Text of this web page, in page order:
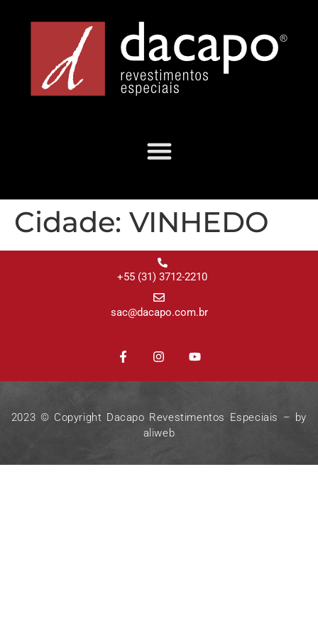
Cidade: VINHEDO
+55 (31) 3712-2210
sac@dacapo.com.br
2023 © Copyright Dacapo Revestimentos Especiais – by
aliweb